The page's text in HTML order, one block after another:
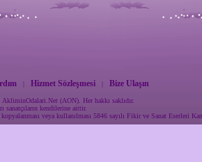
Hizmet Sözleşmesi Bize Ulaşın
(AON). Her hakkı saklıdır.
sanatçıların kendilerine aittir.
veya kullanılması 5846 sayılı Fikir ve Sanat Eserleri